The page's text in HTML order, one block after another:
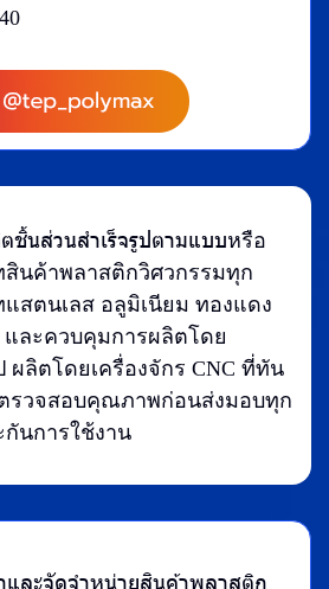
ชิ้นส่วนสำเร็จรูปตามแบบหรือ
สินค้าพลาสติกวิศวกรรมทุก
สตนเลส อลูมิเนียม ทองแดง
ละควบคุมการผลิตโดย
ผลิตโดยเครื่องจักร CNC ที่ทัน
รวจสอบคุณภาพก่อนส่งมอบทุก
นการใช้งาน
และจัดจำหน่ายสินค้าพลาสติก